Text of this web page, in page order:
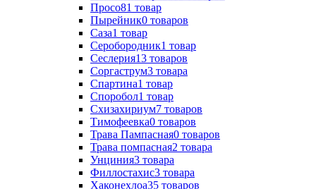
Просо81 товар
Пырейник0 товаров
Саза1 товар
Серобородник1 товар
Сеслерия13 товаров
Соргаструм3 товара
Спартина1 товар
Споробол1 товар
Схизахириум7 товаров
Тимофеевка0 товаров
Трава Пампасная0 товаров
Трава помпасная2 товара
Унциния3 товара
Филлостахис3 товара
Хаконехлоа35 товаров